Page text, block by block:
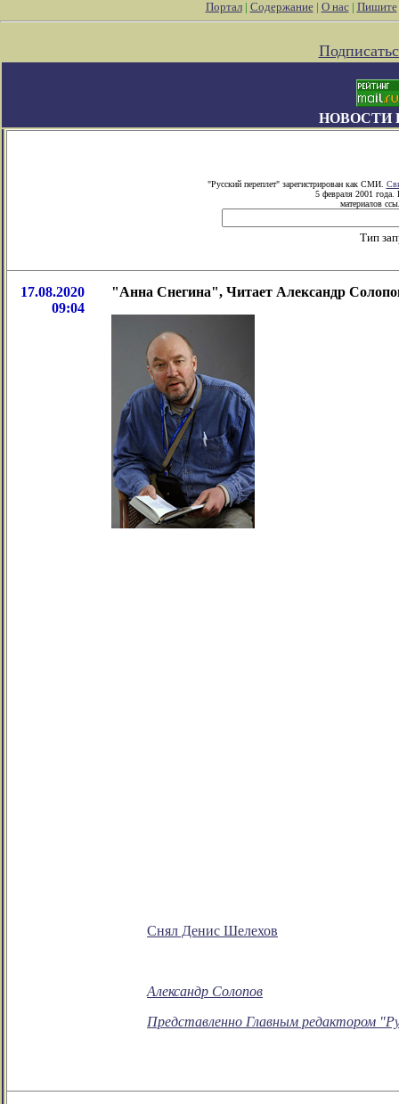
Портал| Содержание| О нас| Пишите
НОВОСТИ
"Русский переплет" зарегистрирован как СМИ.
5 февраля 2001 года.
материалов
Тип
17.08.2020
09:04
"Анна Снегина", Читает Александр
Снял Денис Шелехов
Александр Солопов
Представленно Главным редактором